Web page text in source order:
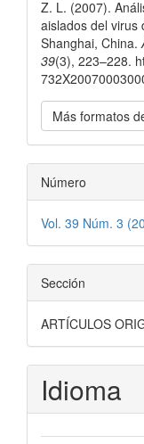
Z. L. (2007).
aislados del virus
Shanghai, China.
39(3), 223–228.
Más formatos
Número
Vol. 39 Núm. 3
Sección
ARTÍCULOS
Idioma